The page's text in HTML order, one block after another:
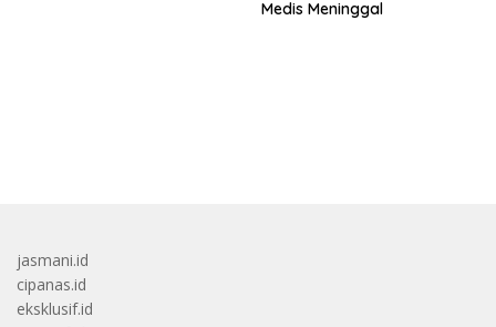
Medis Meninggal
jasmani.id
cipanas.id
eksklusif.id